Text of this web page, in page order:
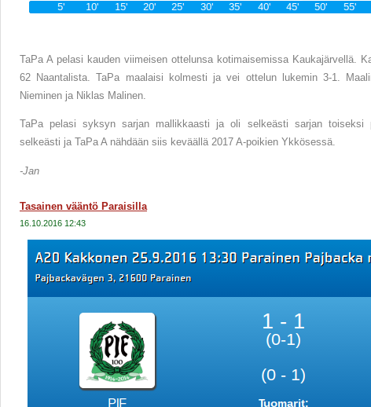
TaPa A pelasi kauden viimeisen ottelunsa kotimaisemissa Kaukajärvellä.
62 Naantalista. TaPa maalaisi kolmesti ja vei ottelun lukemin 3-1.
Nieminen ja Niklas Malinen.
TaPa pelasi syksyn sarjan mallikkaasti ja oli selkeästi sarjan toiseksi
selkeästi ja TaPa A nähdään siis keväällä 2017 A-poikien Ykkösessä.
-Jan
Tasainen vääntö Paraisilla
16.10.2016 12:43